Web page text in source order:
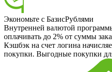
Экономьте с БазисРублями
Внутренней валютой
оплачивать до 2% от суммы
Кэшбэк на счет логина
покупки. Выгодные покупки